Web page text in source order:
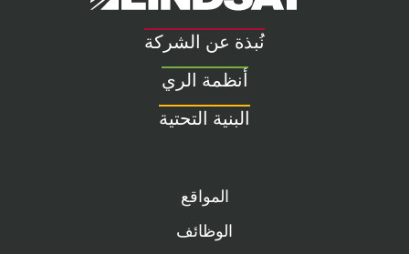
Link
homepage
نُبذة عن الشركة
أنظمة الري
البنية التحتية
المواقع
الوظائف